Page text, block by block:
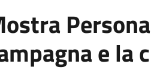
e la